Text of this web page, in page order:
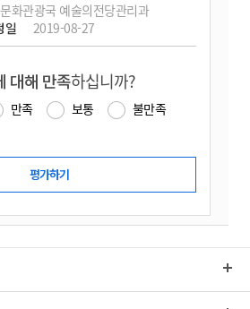
문화관광국 예술의전당관리과
일 2019-08-27
대해 만족하십니까?
만족 보통
불만족